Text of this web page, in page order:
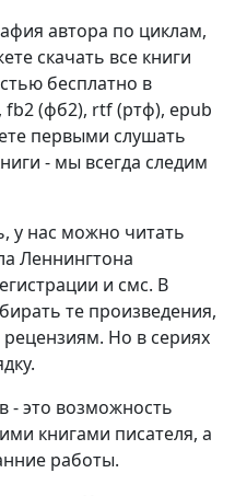
автора по циклам,
скачать все книги
бесплатно в
fb2 (фб2), rtf (ртф), epub
первыми слушать
- мы всегда следим
у нас можно читать
Леннингтона
и смс. В
те произведения,
Но в сериях
- это возможность
книгами писателя, а
работы.